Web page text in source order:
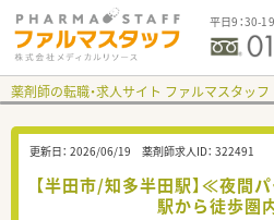
平日9：30-
薬剤師の転職・求人サイト ファルマスタッフ
更新日： 2026/06/19 薬剤師求人ID： 322491
【半田市/知多半田駅】≪夜
駅から徒歩圏